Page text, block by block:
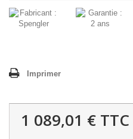
Imprimer
1 089,01 € TTC